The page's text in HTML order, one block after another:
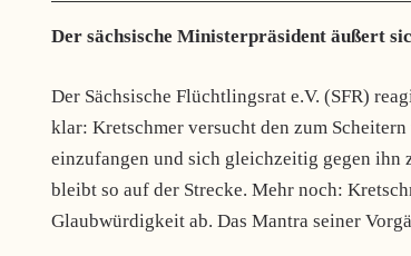
Der sächsische Ministerpräsident äußert
Der Sächsische Flüchtlingsrat e.V. (SFR)
klar: Kretschmer versucht den zum
einzufangen und sich gleichzeitig gegen ihn
bleibt so auf der Strecke. Mehr noch:
Glaubwürdigkeit ab. Das Mantra seiner